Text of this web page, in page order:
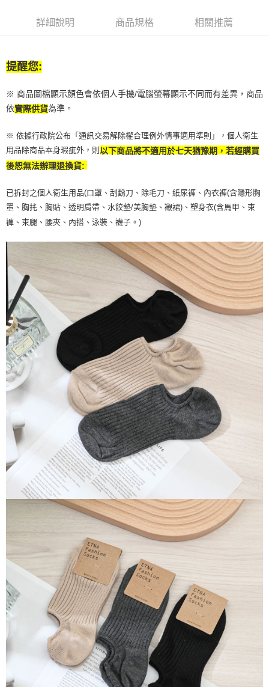
易，需依本服務之必要範圍內提供個人資料，並將交易相關給付款項請求債
權轉讓予恩沛科技股份有限公司。
３．未成年的使用者請事先徵得法定代理人或監護人之同意方可使用
「AFTEE先享後付」，若未經同意申辦者引起之損失，本公司不負相關責
４．使用「AFTEE先享後付」時，將依據個別帳號之用戶狀況，依本公司即
時審查核予不同之上限額度；若仍有額度不足之情形，本公司將視審查結果
請求用戶進行身份認證。
恩沛科技股份有限公司將有權停止該用戶之使用額度並採取法律行動。
付款後7-11取貨
宅配(本島)
付款後寶雅門市自取(由倉庫統一出貨)
詳細說明 商品規格 相關推薦
提醒您:
※ 商品圖檔顯示顏色會依個人手機/電腦螢幕顯示不同而有差異，商品
依實際供貨為準。
※ 依據行政院公布「通訊交易解除權合理例外情事適用準則」，個人衛生
用品除商品本身瑕疵外，則 以下商品將不適用於七天猶豫期，若經購買
後恕無法辦理退換貨:
已拆封之個人衛生用品(口罩、刮鬍刀、除毛刀、紙尿褲、內衣褲(含隱形胸
罩、胸扥、胸貼、透明肩帶、水餃墊/美胸墊、襯裙)、塑身衣(含馬甲、束
褲、束腿、腰夾、內搭、泳裝、襪子。)